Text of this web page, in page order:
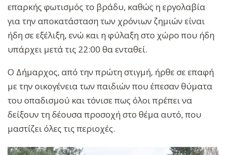
επαρκής φωτισμός το βράδυ, καθώς η εργολαβία
για την αποκατάσταση των χρόνιων ζημιών είναι
ήδη σε εξέλιξη, ενώ και η φύλαξη στο χώρο που ήδη
υπάρχει μετά τις 22:00 θα ενταθεί.
Ο Δήμαρχος, από την πρώτη στιγμή, ήρθε σε επαφή
με την οικογένεια των παιδιών που έπεσαν θύματα
του οπαδισμού και τόνισε πως όλοι πρέπει να
δείξουν τη δέουσα προσοχή στο θέμα αυτό, που
μαστίζει όλες τις περιοχές.